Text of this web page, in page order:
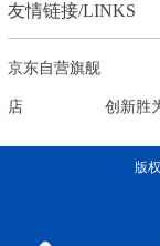
友情链接/LINKS
京东自营旗舰
店 创新胜
版